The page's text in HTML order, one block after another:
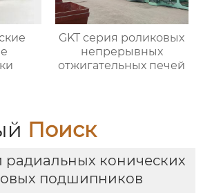
GKT серия роликовых
непрерывных
отжигательных печей
Поиск
конических
подшипников